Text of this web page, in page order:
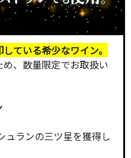
ている希少なワイン。
、数量限定でお取扱い
ュランの三ツ星を獲得し